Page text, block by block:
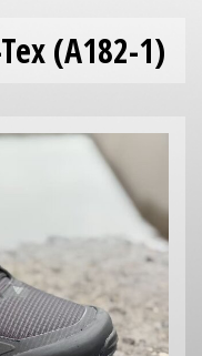
(A182-1)